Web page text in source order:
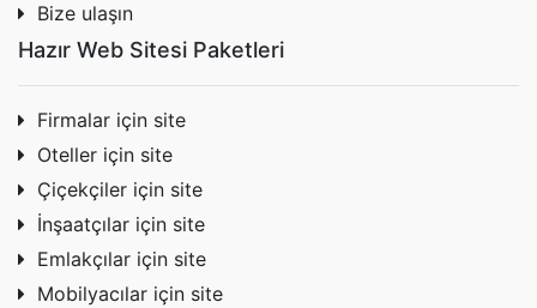
Bize ulaşın
Hazır Web Sitesi Paketleri
Firmalar için site
Oteller için site
Çiçekçiler için site
İnşaatçılar için site
Emlakçılar için site
Mobilyacılar için site